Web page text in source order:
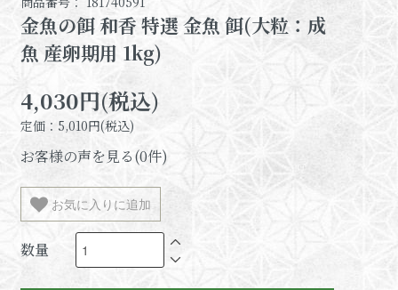
金魚の餌 和香 特選 金魚 餌(大粒：成
魚 産卵期用 1kg)
4,030円(税込)
定価：5,010円(税込)
お客様の声を見る(0件)
お気に入りに追加
数量